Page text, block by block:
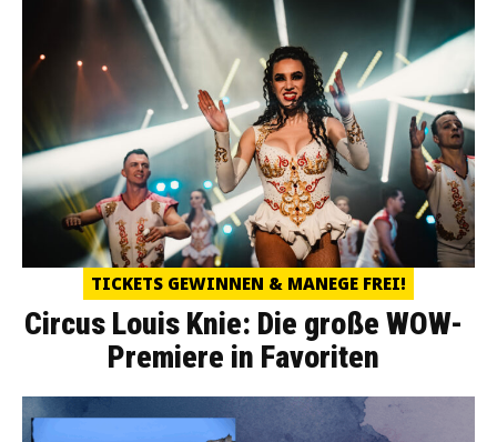
TICKETS GEWINNEN & MANEGE FREI!
Circus Louis Knie: Die große WOW-
Premiere in Favoriten